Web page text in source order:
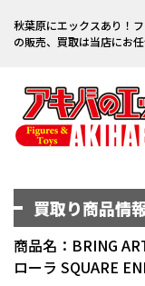
秋葉原にエックスあり！
の販売、買取は当店にお任
イベント情報
宅配買取のご案内
買取り商品情
商品名：BRING
ローラ SQUARE